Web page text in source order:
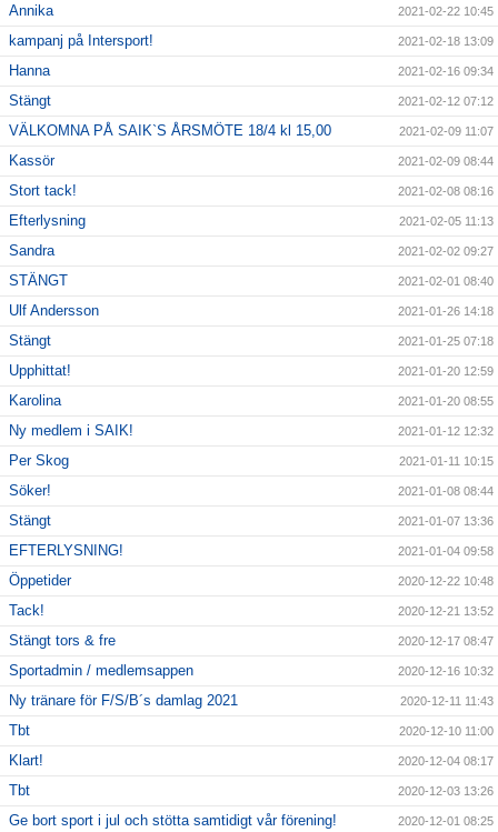
Annika 2021-02-22 10:45
kampanj på Intersport! 2021-02-18 13:09
Hanna 2021-02-16 09:34
Stängt 2021-02-12 07:12
VÄLKOMNA PÅ SAIK`S ÅRSMÖTE 18/4 kl 15,00 2021-02-09 11:07
Kassör 2021-02-09 08:44
Stort tack! 2021-02-08 08:16
Efterlysning 2021-02-05 11:13
Sandra 2021-02-02 09:27
STÄNGT 2021-02-01 08:40
Ulf Andersson 2021-01-26 14:18
Stängt 2021-01-25 07:18
Upphittat! 2021-01-20 12:59
Karolina 2021-01-20 08:55
Ny medlem i SAIK! 2021-01-12 12:32
Per Skog 2021-01-11 10:15
Söker! 2021-01-08 08:44
Stängt 2021-01-07 13:36
EFTERLYSNING! 2021-01-04 09:58
Öppetider 2020-12-22 10:48
Tack! 2020-12-21 13:52
Stängt tors & fre 2020-12-17 08:47
Sportadmin / medlemsappen 2020-12-16 10:32
Ny tränare för F/S/B´s damlag 2021 2020-12-11 11:43
Tbt 2020-12-10 11:00
Klart! 2020-12-04 08:17
Tbt 2020-12-03 13:26
Ge bort sport i jul och stötta samtidigt vår förening! 2020-12-01 08:25